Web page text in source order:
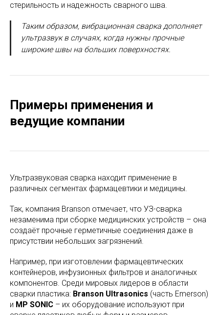
стерильность и надежность сварного шва.
Таким образом, вибрационная сварка дополняет
ультразвук в случаях, когда нужны прочные
широкие швы на больших поверхностях.
Примеры применения и
ведущие компании
Ультразвуковая сварка находит применение в
различных сегментах фармацевтики и медицины.
Так, компания Branson отмечает, что УЗ-сварка
незаменима при сборке медицинских устройств – она
создаёт прочные герметичные соединения даже в
присутствии небольших загрязнений.
Например, при изготовлении фармацевтических
контейнеров, инфузионных фильтров и аналогичных
компонентов. Среди мировых лидеров в области
сварки пластика: Branson Ultrasonics (часть Emerson)
и MP SONIC – их оборудование используют при